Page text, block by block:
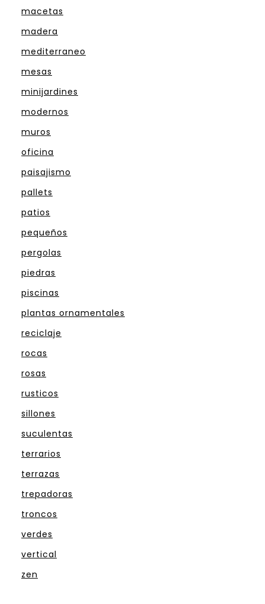
macetas
madera
mediterraneo
mesas
minijardines
modernos
muros
oficina
paisajismo
pallets
patios
pequeños
pergolas
piedras
piscinas
plantas ornamentales
reciclaje
rocas
rosas
rusticos
sillones
suculentas
terrarios
terrazas
trepadoras
troncos
verdes
vertical
zen